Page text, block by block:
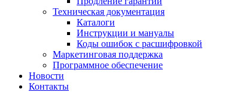
Техническая документация
Каталоги
Инструкции и мануалы
Коды ошибок с расшифровкой
Маркетинговая поддержка
Программное обеспечение
Новости
Контакты